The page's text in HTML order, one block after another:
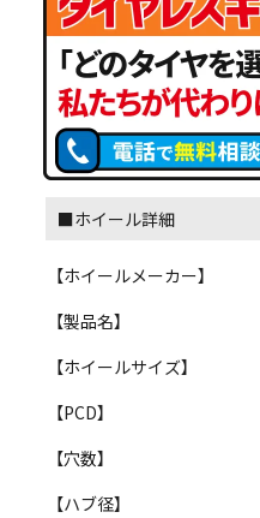
■ホイール詳細
【ホイールメーカー】
【製品名】
【ホイールサイズ】
【PCD】
【穴数】
【ハブ径】